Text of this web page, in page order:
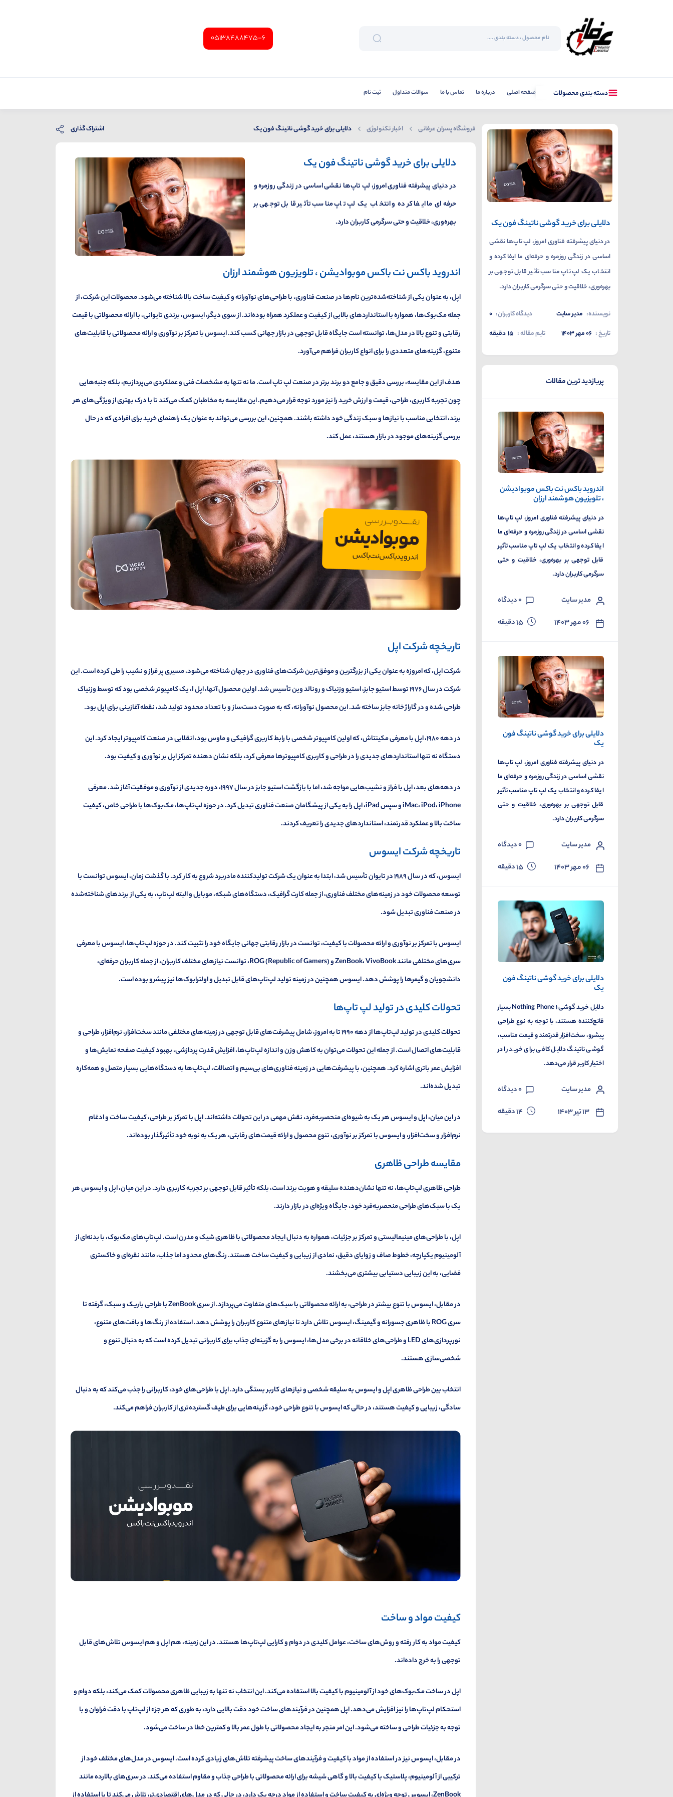
05138488475-6
دسته بندی محصولات صفحه اصلی درباره ما تماس با ما سوالات متداول ثبت نام
دلایلی برای خرید گوشی ناتینگ فون یک
در دنیای پیشرفته فناوری امروز، لپ تاپ‌ها نقشی
اساسی در زندگی روزمره و حرفه‌ای ما ایفا کرده و
انتخاب یک لپ تاپ مناسب تأثیر قابل توجهی بر
بهره‌وری، خلاقیت و حتی سرگرمی کاربران دارد.
نویسنده: مدیر سایت دیدگاه کاربران: 0
تاریخ : ۰۶ مهر ۱۴۰۳ تایم مقاله : 15دقیقه
پربازدید ترین مقالات
اندروید باکس نت باکس موبوادیشن
، تلویزیون هوشمند ارزان
در دنیای پیشرفته فناوری امروز، لپ تاپ‌ها
نقشی اساسی در زندگی روزمره و حرفه‌ای ما
ایفا کرده و انتخاب یک لپ تاپ مناسب تأثیر
قابل توجهی بر بهره‌وری، خلاقیت و حتی
سرگرمی کاربران دارد.
مدیر سایت 0دیدگاه
۰۶ مهر ۱۴۰۳ 15دقیقه
دلایلی برای خرید گوشی ناتینگ فون
یک
در دنیای پیشرفته فناوری امروز، لپ تاپ‌ها
نقشی اساسی در زندگی روزمره و حرفه‌ای ما
ایفا کرده و انتخاب یک لپ تاپ مناسب تأثیر
قابل توجهی بر بهره‌وری، خلاقیت و حتی
سرگرمی کاربران دارد.
مدیر سایت 0دیدگاه
۰۶ مهر ۱۴۰۳ 15دقیقه
دلایلی برای خرید گوشی ناتینگ فون
یک
دلایل خرید گوشی ۱ Nothing Phone بسیار
قانع‌کننده‌ هستند، با توجه به نوع طراحی
پیشرو، سخت‌افزار قدرتمند و قیمت مناسب،
گوشی ناتینگ دلایل کافی برای خرید را در
اختیار کاربر قرار می‌دهد.
مدیر سایت 0دیدگاه
۱۳ تیر ۱۴۰۳ 14دقیقه
فروشگاه پسران عرفانی اخبار تکنولوژی دلایلی برای خرید گوشی ناتینگ فون یک اشتراک گذاری
دلایلی برای خرید گوشی ناتینگ فون یک
در دنیای پیشرفته فناوری امروز، لپ تاپ‌ها نقشی اساسی در زندگی روزمره و
حرفه‌ای ما ایفا کرده و انتخاب یک لپ تاپ مناسب تأثیر قابل توجهی بر
بهره‌وری، خلاقیت و حتی سرگرمی کاربران دارد.
اندروید باکس نت باکس موبوادیشن ، تلویزیون هوشمند ارزان
اپل، به عنوان یکی از شناخته‌شده‌ترین نام‌ها در صنعت فناوری، با طراحی‌های نوآورانه و کیفیت ساخت بالا شناخته می‌شود. محصولات این شرکت، از
جمله مک‌بوک‌ها، همواره با استانداردهای بالایی از کیفیت و عملکرد همراه بوده‌اند. از سوی دیگر، ایسوس، برندی تایوانی، با ارائه محصولاتی با قیمت
رقابتی و تنوع بالا در مدل‌ها، توانسته است جایگاه قابل توجهی در بازار جهانی کسب کند. ایسوس با تمرکز بر نوآوری و ارائه محصولاتی با قابلیت‌های
متنوع، گزینه‌های متعددی را برای انواع کاربران فراهم می‌آورد.
هدف از این مقایسه، بررسی دقیق و جامع دو برند برتر در صنعت لپ تاپ است. ما نه تنها به مشخصات فنی و عملکردی می‌پردازیم، بلکه جنبه‌هایی
چون تجربه کاربری، طراحی، قیمت و ارزش خرید را نیز مورد توجه قرار می‌دهیم. این مقایسه به مخاطبان کمک می‌کند تا با درک بهتری از ویژگی‌های هر
برند، انتخابی مناسب با نیازها و سبک زندگی خود داشته باشند. همچنین، این بررسی می‌تواند به عنوان یک راهنمای خرید برای افرادی که در حال
بررسی گزینه‌های موجود در بازار هستند، عمل کند.
تاریخچه شرکت اپل
شرکت اپل، که امروزه به عنوان یکی از بزرگترین و موفق‌ترین شرکت‌های فناوری در جهان شناخته می‌شود، مسیری پر فراز و نشیب را طی کرده است. این
شرکت در سال ۱۹۷۶ توسط استیو جابز، استیو وزنیاک و رونالد وین تأسیس شد. اولین محصول آنها، اپل I، یک کامپیوتر شخصی بود که توسط وزنیاک
طراحی شده و در گاراژ خانه جابز ساخته شد. این محصول نوآورانه، که به صورت دست‌ساز و با تعداد محدود تولید شد، نقطه آغازینی برای اپل بود.
در دهه ۱۹۸۰، اپل با معرفی مکینتاش، که اولین کامپیوتر شخصی با رابط کاربری گرافیکی و ماوس بود، انقلابی در صنعت کامپیوتر ایجاد کرد. این
دستگاه نه تنها استانداردهای جدیدی را در طراحی و کاربری کامپیوترها معرفی کرد، بلکه نشان دهنده تمرکز اپل بر نوآوری و کیفیت بود.
در دهه‌های بعد، اپل با فراز و نشیب‌هایی مواجه شد، اما با بازگشت استیو جابز در سال ۱۹۹۷، دوره جدیدی از نوآوری و موفقیت آغاز شد. معرفی
iMac، iPod، iPhone و سپس iPad، اپل را به یکی از پیشگامان صنعت فناوری تبدیل کرد. در حوزه لپ‌تاپ‌ها، مک‌بوک‌ها با طراحی خاص، کیفیت
ساخت بالا و عملکرد قدرتمند، استانداردهای جدیدی را تعریف کردند.
تاریخچه شرکت ایسوس
ایسوس، که در سال ۱۹۸۹ در تایوان تأسیس شد، ابتدا به عنوان یک شرکت تولیدکننده مادربرد شروع به کار کرد. با گذشت زمان، ایسوس توانست با
توسعه محصولات خود در زمینه‌های مختلف فناوری، از جمله کارت گرافیک، دستگاه‌های شبکه، موبایل و البته لپ‌تاپ، به یکی از برندهای شناخته‌شده
در صنعت فناوری تبدیل شود.
ایسوس با تمرکز بر نوآوری و ارائه محصولات با کیفیت، توانست در بازار رقابتی جهانی جایگاه خود را تثبیت کند. در حوزه لپ‌تاپ‌ها، ایسوس با معرفی
سری‌های مختلفی مانند ZenBook، VivoBook و ROG (Republic of Gamers)، توانست نیازهای مختلف کاربران، از جمله کاربران حرفه‌ای،
دانشجویان و گیمرها را پوشش دهد. ایسوس همچنین در زمینه تولید لپ‌تاپ‌های قابل تبدیل و اولترابوک‌ها نیز پیشرو بوده است.
تحولات کلیدی در تولید لپ تاپ‌ها
تحولات کلیدی در تولید لپ‌تاپ‌ها از دهه ۱۹۹۰ تا به امروز، شامل پیشرفت‌های قابل توجهی در زمینه‌های مختلفی مانند سخت‌افزار، نرم‌افزار، طراحی و
قابلیت‌های اتصال است. از جمله این تحولات می‌توان به کاهش وزن و اندازه لپ‌تاپ‌ها، افزایش قدرت پردازشی، بهبود کیفیت صفحه نمایش‌ها و
افزایش عمر باتری اشاره کرد. همچنین، با پیشرفت‌هایی در زمینه فناوری‌های بی‌سیم و اتصالات، لپ‌تاپ‌ها به دستگاه‌هایی بسیار متصل و همه‌کاره
تبدیل شده‌اند.
در این میان، اپل و ایسوس هر یک به شیوه‌ای منحصربه‌فرد، نقش مهمی در این تحولات داشته‌اند. اپل با تمرکز بر طراحی، کیفیت ساخت و ادغام
نرم‌افزار و سخت‌افزار، و ایسوس با تمرکز بر نوآوری، تنوع محصول و ارائه قیمت‌های رقابتی، هر یک به نوبه خود تأثیرگذار بوده‌اند.
مقایسه طراحی ظاهری
طراحی ظاهری لپ‌تاپ‌ها، نه تنها نشان‌دهنده سلیقه و هویت برند است، بلکه تأثیر قابل توجهی بر تجربه کاربری دارد. در این میان، اپل و ایسوس هر
یک با سبک‌های طراحی منحصربه‌فرد خود، جایگاه ویژه‌ای در بازار دارند.
اپل، با طراحی‌های مینیمالیستی و تمرکز بر جزئیات، همواره به دنبال ایجاد محصولاتی با ظاهری شیک و مدرن است. لپ‌تاپ‌های مک‌بوک، با بدنه‌ای از
آلومینیوم یکپارچه، خطوط صاف و زوایای دقیق، نمادی از زیبایی و کیفیت ساخت هستند. رنگ‌های محدود اما جذاب، مانند نقره‌ای و خاکستری
فضایی، به این زیبایی دستیابی بیشتری می‌بخشند.
در مقابل، ایسوس با تنوع بیشتر در طراحی، به ارائه محصولاتی با سبک‌های متفاوت می‌پردازد. از سری ZenBook با طراحی باریک و سبک، گرفته تا
سری ROG با ظاهری جسورانه و گیمینگ، ایسوس تلاش دارد تا نیازهای متنوع کاربران را پوشش دهد. استفاده از رنگ‌ها و بافت‌های متنوع،
نورپردازی‌های LED و طراحی‌های خلاقانه در برخی مدل‌ها، ایسوس را به گزینه‌ای جذاب برای کاربرانی تبدیل کرده است که به دنبال تنوع و
شخصی‌سازی هستند.
انتخاب بین طراحی ظاهری اپل و ایسوس به سلیقه شخصی و نیازهای کاربر بستگی دارد. اپل با طراحی‌های خود، کاربرانی را جذب می‌کند که به دنبال
سادگی، زیبایی و کیفیت هستند، در حالی که ایسوس با تنوع طراحی خود، گزینه‌هایی برای طیف گسترده‌تری از کاربران فراهم می‌کند.
کیفیت مواد و ساخت
کیفیت مواد به کار رفته و روش‌های ساخت، عوامل کلیدی در دوام و کارایی لپ‌تاپ‌ها هستند. در این زمینه، هم اپل و هم ایسوس تلاش‌های قابل
توجهی را به خرج داده‌اند.
اپل در ساخت مک‌بوک‌های خود از آلومینیوم با کیفیت بالا استفاده می‌کند. این انتخاب نه تنها به زیبایی ظاهری محصولات کمک می‌کند، بلکه دوام و
استحکام لپ‌تاپ‌ها را نیز افزایش می‌دهد. اپل همچنین در فرآیندهای ساخت خود دقت بالایی دارد، به طوری که هر جزء از لپ‌تاپ با دقت فراوان و با
توجه به جزئیات طراحی و ساخته می‌شود. این امر منجر به ایجاد محصولاتی با طول عمر بالا و کمترین خطا در ساخت می‌شود.
در مقابل، ایسوس نیز در استفاده از مواد با کیفیت و فرآیندهای ساخت پیشرفته تلاش‌های زیادی کرده است. ایسوس در مدل‌های مختلف خود از
ترکیبی از آلومینیوم، پلاستیک با کیفیت بالا و گاهی شیشه برای ارائه محصولاتی با طراحی جذاب و مقاوم استفاده می‌کند. در سری‌های بالارده مانند